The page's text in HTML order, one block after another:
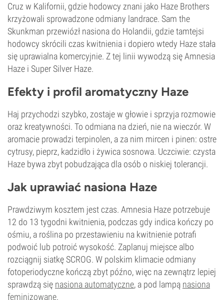
Cruz w Kalifornii, gdzie hodowcy znani jako Haze Brothers
krzyżowali sprowadzone odmiany landrace. Sam the
Skunkman przewiózł nasiona do Holandii, gdzie tamtejsi
hodowcy skrócili czas kwitnienia i dopiero wtedy Haze stała
się uprawialna komercyjnie. Z tej linii wywodzą się Amnesia
Haze i Super Silver Haze.
Efekty i profil aromatyczny Haze
Haj przychodzi szybko, zostaje w głowie i sprzyja rozmowie
oraz kreatywności. To odmiana na dzień, nie na wieczór. W
aromacie prowadzi terpinolen, a za nim mircen i pinen: ostre
cytrusy, pieprz, kadzidło i żywica sosnowa. Uczciwie: czysta
Haze bywa zbyt pobudzająca dla osób o niskiej tolerancji.
Jak uprawiać nasiona Haze
Prawdziwym kosztem jest czas. Amnesia Haze potrzebuje
12 do 13 tygodni kwitnienia, podczas gdy indica kończy po
ośmiu, a roślina po przestawieniu na kwitnienie potrafi
podwoić lub potroić wysokość. Zaplanuj miejsce albo
rozciągnij siatkę SCROG. W polskim klimacie odmiany
fotoperiodyczne kończą zbyt późno, więc na zewnątrz lepiej
sprawdzą się nasiona automatyczne, a pod lampą nasiona
feminizowane.